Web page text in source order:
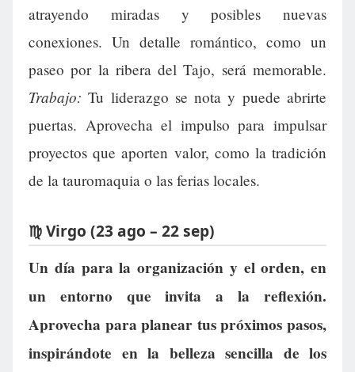
atrayendo miradas y posibles nuevas
conexiones. Un detalle romántico, como un
paseo por la ribera del Tajo, será memorable.
Trabajo: Tu liderazgo se nota y puede abrirte
puertas. Aprovecha el impulso para impulsar
proyectos que aporten valor, como la tradición
de la tauromaquia o las ferias locales.
♍ Virgo (23 ago – 22 sep)
Un día para la organización y el orden, en
un entorno que invita a la reflexión.
Aprovecha para planear tus próximos pasos,
inspirándote en la belleza sencilla de los